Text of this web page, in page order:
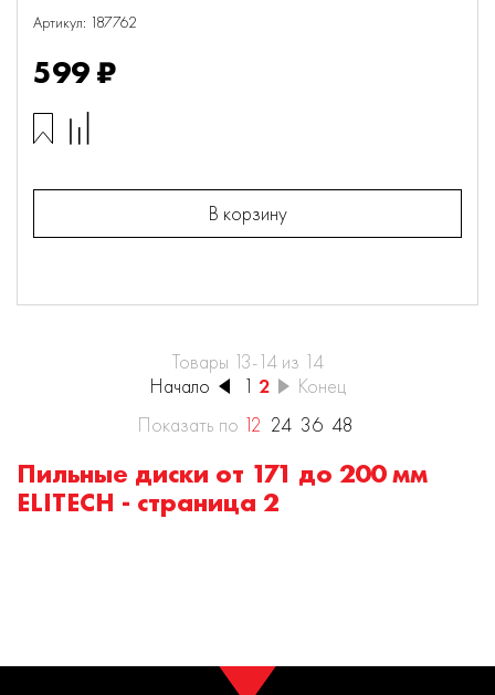
Артикул: 187762
599 ₽
В корзину
Товары 13-14 из 14
Начало
1 2
Конец
Показать по 12 24 36 48
Пильные диски от 171 до 200 мм
ELITECH - страница 2